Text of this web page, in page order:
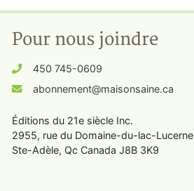
Pour nous joindre
450 745-0609
abonnement@maisonsaine.ca
Éditions du 21e siècle Inc.
2955, rue du Domaine-du-lac-Lucerne
Ste-Adèle, Qc Canada J8B 3K9